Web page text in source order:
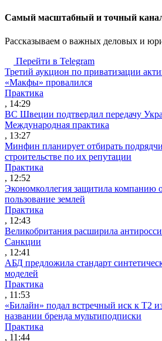
Cамый масштабный и точный
Рассказываем о важных деловых и
Перейти в Telegram
Третий аукцион по приватизации
«Макфы» провалился
Практика
, 14:29
ВС Швеции подтвердил передачу
Международная практика
, 13:27
Минфин планирует отбирать
строительстве по их репутации
Практика
, 12:52
Экономколлегия защитила компанию
пользование землей
Практика
, 12:43
Великобритания расширила
Санкции
, 12:41
АБД предложила стандарт
моделей
Практика
, 11:53
«Билайн» подал встречный иск к Т2
названии бренда мультиподписки
Практика
, 11:44